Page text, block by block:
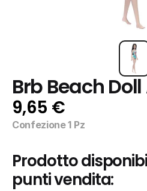
Brb Beach Doll
9,65 €
Confezione 1 Pz
Prodotto
punti vendita: